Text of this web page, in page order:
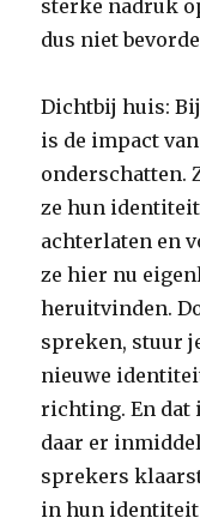
sterke nadruk
dus niet
Dichtbij huis:
is de impact
onderschatten.
ze hun
achterlaten en
ze hier nu
heruitvinden.
spreken, stuur
nieuwe
richting. En dat
daar er
sprekers
in hun identiteit